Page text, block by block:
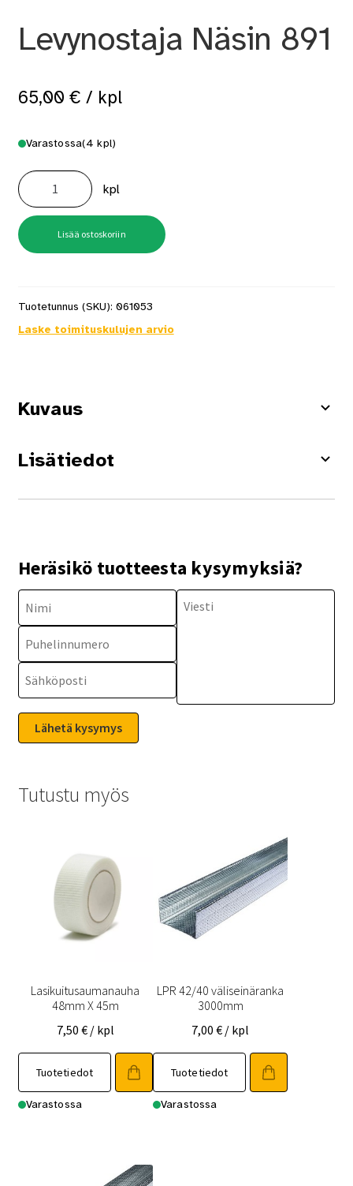
Levynostaja Näsin 891
65,00 € / kpl
Varastossa(4 kpl)
Levynostaja
Näsin
891
määrä
kpl
Lisää ostoskoriin
Tuotetunnus (SKU): 061053
Laske toimituskulujen arvio
Kuvaus
Lisätiedot
Heräsikö tuotteesta kysymyksiä?
Tutustu myös
Lasikuitusaumanauha
48mm X 45m
7,50 € / kpl
Tuotetiedot
Varastossa
LPR 42/40 väliseinäranka
3000mm
7,00€ / kpl
Tuotetiedot
Varastossa